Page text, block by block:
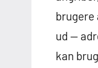
brugere
ud —
kan